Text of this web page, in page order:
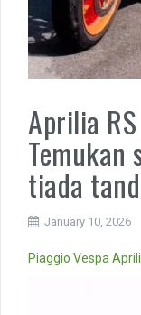
Aprilia
Temukan
tiada
January 10, 2026
Piaggio Vespa